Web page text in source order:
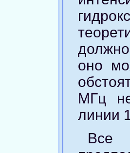
оно
МГц
линии
Все